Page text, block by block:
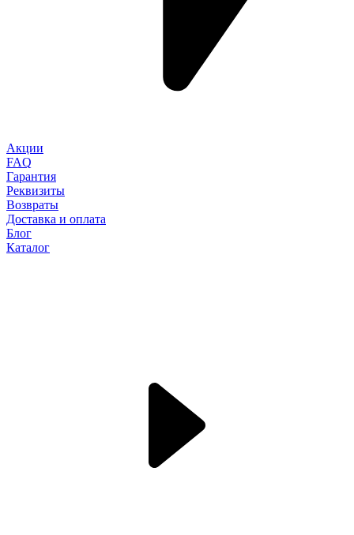
Акции
FAQ
Гарантия
Реквизиты
Возвраты
Доставка и оплата
Блог
Каталог